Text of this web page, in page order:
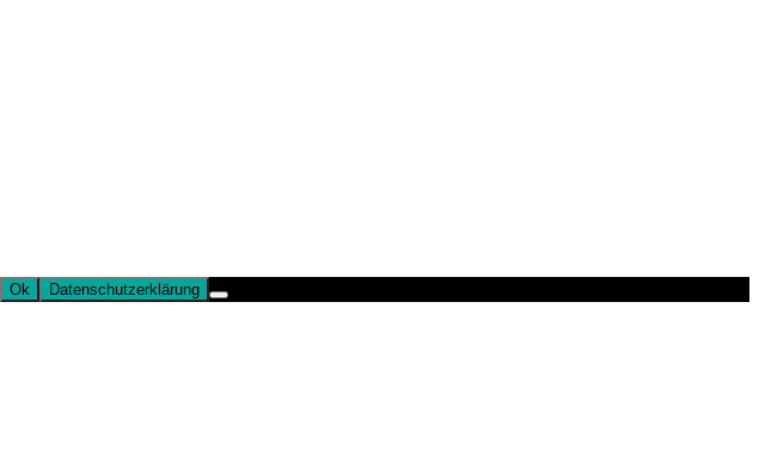
Ok Datenschutzerklärung